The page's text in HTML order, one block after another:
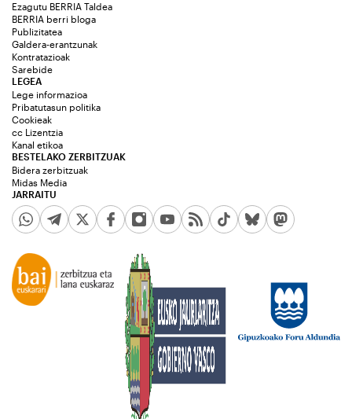
Ezagutu BERRIA Taldea
BERRIA berri bloga
Publizitatea
Galdera-erantzunak
Kontratazioak
Sarebide
JARRAITU
LEGEA
Lege informazioa
Pribatutasun politika
Cookieak
cc Lizentzia
Kanal etikoa
BESTELAKO ZERBITZUAK
Bidera zerbitzuak
Midas Media